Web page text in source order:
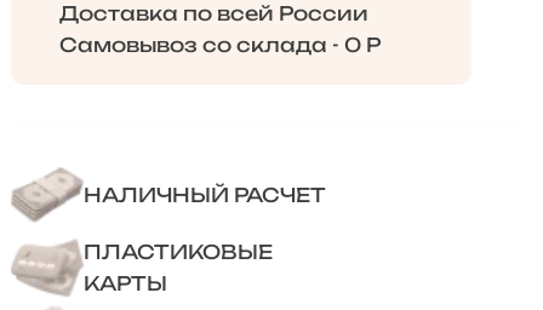
Доставка по всей России
Самовывоз со склада - 0 Р
НАЛИЧНЫЙ РАСЧЕТ
ПЛАСТИКОВЫЕ
КАРТЫ